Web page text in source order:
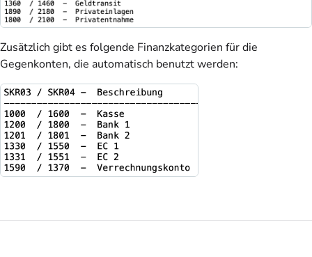
Zusätzlich gibt es folgende Finanzkategorien für die
Gegenkonten, die automatisch benutzt werden: